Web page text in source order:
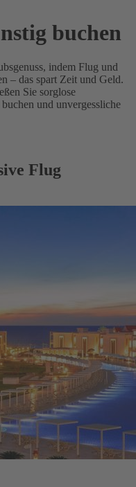
buchen
indem Flug und
– das spart Zeit und Geld.
Sie sorglose
und unvergessliche
Flug